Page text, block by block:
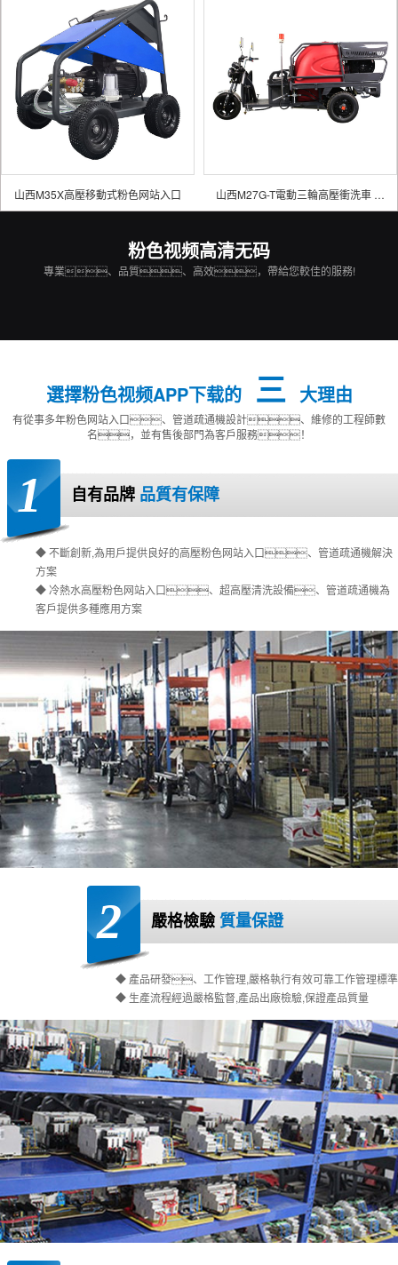
山西M35X高壓移動式粉色网站入口 山西M27G-T電動三輪高壓衝洗車 粉色网站入口
粉色视频高清无码
專業、品質、高效，帶給您較佳的服務!
選擇粉色视频APP下载的 三 大理由
有從事多年粉色网站入口、管道疏通機設計、維修的工程師數
名，並有售後部門為客戶服務！
1 自有品牌 品質有保障
◆ 不斷創新,為用戶提供良好的高壓粉色网站入口、管道疏通機解決
方案
◆ 冷熱水高壓粉色网站入口、超高壓清洗設備、管道疏通機為
客戶提供多種應用方案
2 嚴格檢驗質量保證
◆ 產品研發、工作管理,嚴格執行有效可靠工作管理標準
◆ 生產流程經過嚴格監督,產品出廠檢驗,保證產品質量